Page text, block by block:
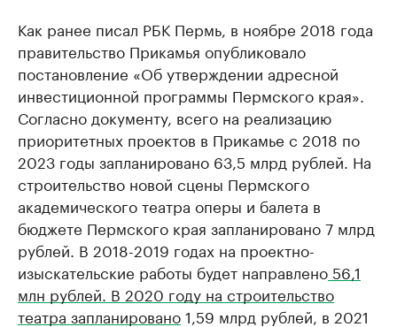
Как ранее писал РБК Пермь, в ноябре 2018 года
правительство Прикамья опубликовало
постановление «Об утверждении адресной
инвестиционной программы Пермского края».
Согласно документу, всего на реализацию
приоритетных проектов в Прикамье с 2018 по
2023 годы запланировано 63,5 млрд рублей. На
строительство новой сцены Пермского
академического театра оперы и балета в
бюджете Пермского края запланировано 7 млрд
рублей. В 2018-2019 годах на проектно-
изыскательские работы будет направлено 56,1
млн рублей. В 2020 году на строительство
театра запланировано1,59 млрд рублей, в 2021